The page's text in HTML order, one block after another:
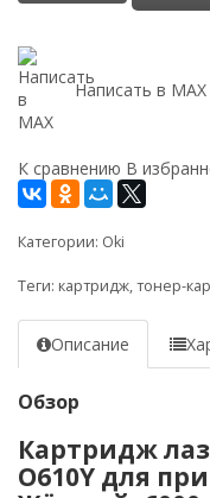
Написать в MAX
К сравнению В
Категории: Oki
Теги: картридж,тонер-
Описание
Обзор
Картридж
O610Y для